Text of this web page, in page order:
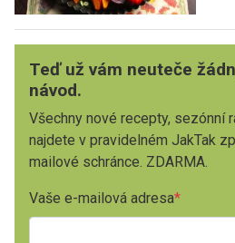
Teď už vám neuteče
návod.
Všechny nové recepty, sezónní
najdete v pravidelném JakTak
mailové schránce. ZDARMA.
Vaše e-mailová adresa